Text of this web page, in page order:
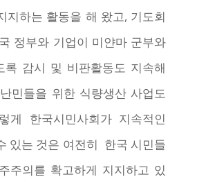
지하는 활동을 해 왔고, 기도회
정부와 기업이 미얀마 군부와
록 감시 및 비판활동도 지속해
민들을 위한 식량생산 사업도
게 한국시민사회가 지속적인
있는 것은 여전히 한국 시민들
주의를 확고하게 지지하고 있